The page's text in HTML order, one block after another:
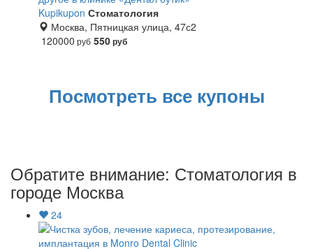
Kupikupon Стоматология
Москва, Пятницкая улица, 47с2
120000 руб 550руб
Посмотреть все купоны
Обратите внимание: Стоматология в
городе Москва
24